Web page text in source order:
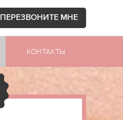
ПЕРЕЗВОНИТЕ МНЕ
КОНТАКТЫ